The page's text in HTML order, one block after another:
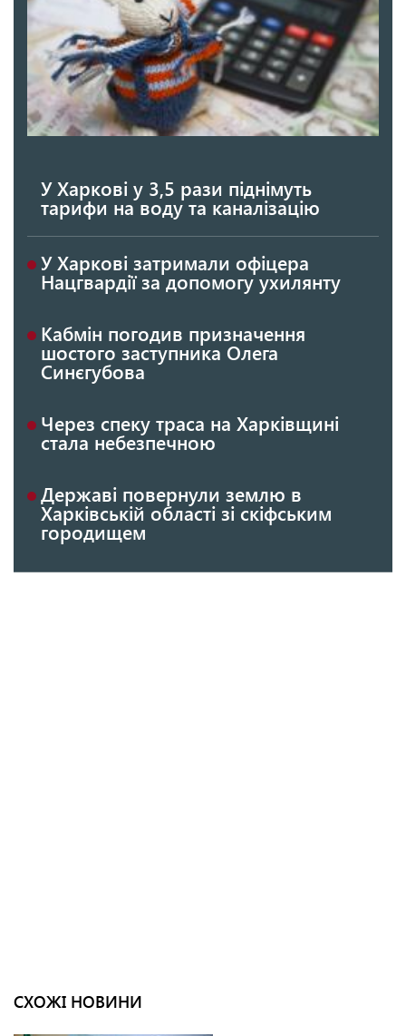
У Харкові у 3,5 рази піднімуть
тарифи на воду та каналізацію
У Харкові затримали офіцера
Нацгвардії за допомогу ухилянту
Кабмін погодив призначення
шостого заступника Олега
Синєгубова
Через спеку траса на Харківщині
стала небезпечною
Державі повернули землю в
Харківській області зі скіфським
городищем
СХОЖІ НОВИНИ